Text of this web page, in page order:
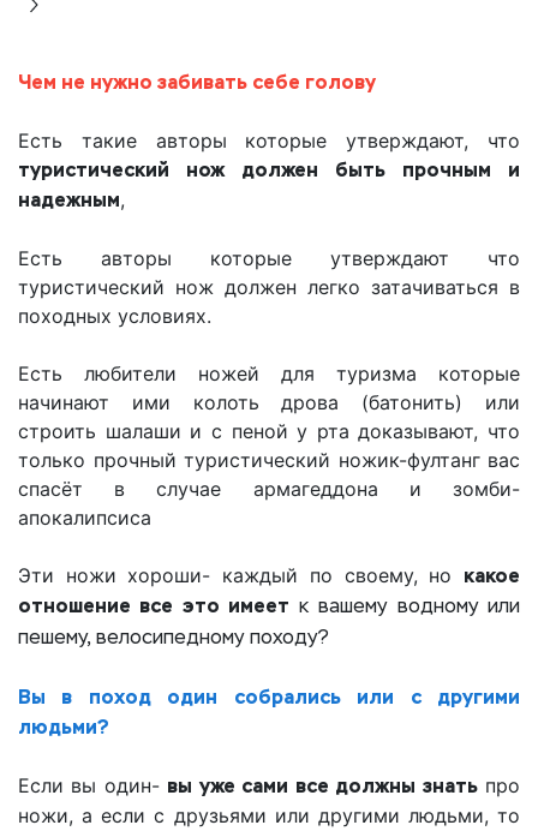
Чем не нужно забивать себе голову
Есть такие авторы которые утверждают, что
туристический нож должен быть прочным и
надежным,
Есть авторы которые утверждают что
туристический нож должен легко затачиваться в
походных условиях.
Есть любители ножей для туризма которые
начинают ими колоть дрова (батонить) или
строить шалаши и с пеной у рта доказывают, что
только прочный туристический ножик-фултанг вас
спасёт в случае армагеддона и зомби-
апокалипсиса
Эти ножи хороши- каждый по своему, но какое
отношение все это имеет к вашему водному или
пешему, велосипедному походу?
Вы в поход один собрались или с другими
людьми?
Если вы один- вы уже сами все должны знатьпро
ножи, а если с друзьями или другими людьми, то